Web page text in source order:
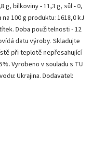
g, bílkoviny - 11,3 g, sůl - 0,
100 g produktu: 1618,0 kJ
Doba použitelnosti - 12
datu výroby. Skladujte
při teplotě nepřesahující
Vyrobeno v souladu s TU
Ukrajina. Dodavatel: